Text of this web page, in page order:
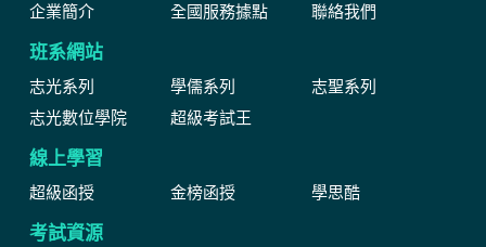
企業簡介 全國服務據點 聯絡我們
班系網站
志光系列 學儒系列
志聖系列
志光數位學院
超級考試王
線上學習
超級函授 金榜函授 學思酷
考試資源